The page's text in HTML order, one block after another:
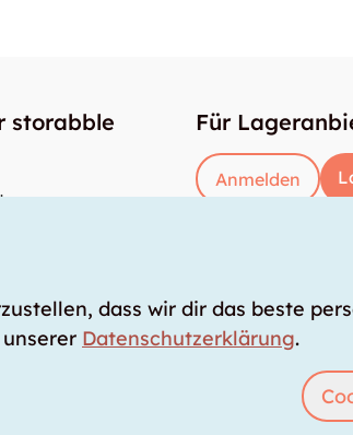
storabble Für
Anmelden
dass wir dir das beste
Datenschutzerklärung.